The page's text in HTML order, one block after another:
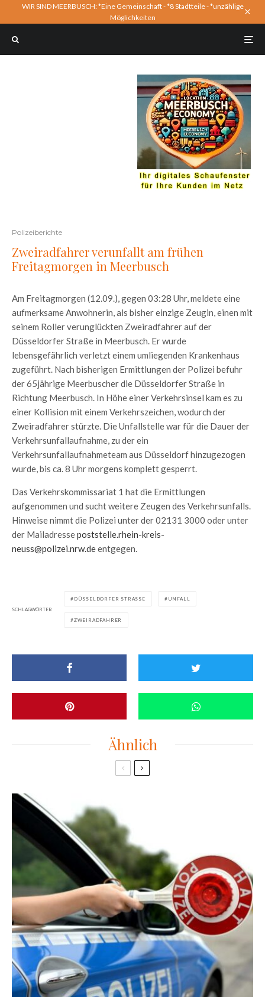
WIR SIND MEERBUSCH: *Eine Gemeinschaft - *8 Stadtteile - *unzählige
Möglichkeiten
Polizeiberichte
Zweiradfahrer verunfallt am frühen
Freitagmorgen in Meerbusch
Am Freitagmorgen (12.09.), gegen 03:28 Uhr, meldete eine
aufmerksame Anwohnerin, als bisher einzige Zeugin, einen mit
seinem Roller verunglückten Zweiradfahrer auf der
Düsseldorfer Straße in Meerbusch. Er wurde
lebensgefährlich verletzt einem umliegenden Krankenhaus
zugeführt. Nach bisherigen Ermittlungen der Polizei befuhr
der 65jährige Meerbuscher die Düsseldorfer Straße in
Richtung Meerbusch. In Höhe einer Verkehrsinsel kam es zu
einer Kollision mit einem Verkehrszeichen, wodurch der
Zweiradfahrer stürzte. Die Unfallstelle war für die Dauer der
Verkehrsunfallaufnahme, zu der ein
Verkehrsunfallaufnahmeteam aus Düsseldorf hinzugezogen
wurde, bis ca. 8 Uhr morgens komplett gesperrt.
Das Verkehrskommissariat 1 hat die Ermittlungen
aufgenommen und sucht weitere Zeugen des Verkehrsunfalls.
Hinweise nimmt die Polizei unter der 02131 3000 oder unter
der Mailadressepoststelle.rhein-kreis-
neuss@polizei.nrw.deentgegen.
SCHLAGWÖRTER
DÜSSELDORFER STRASSE UNFALL
ZWEIRADFAHRER
Ähnlich